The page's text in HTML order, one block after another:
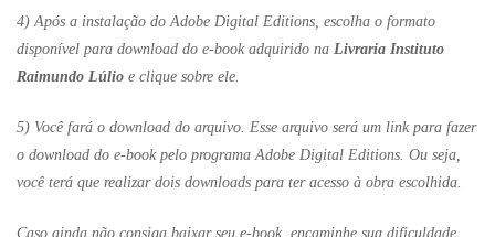
4) Após a instalação do Adobe Digital Editions, escolha o formato
disponível para download do e-book adquirido na Livraria Instituto
Raimundo Lúlio e clique sobre ele.
5) Você fará o download do arquivo. Esse arquivo será um link para fazer
o download do e-book pelo programa Adobe Digital Editions. Ou seja,
você terá que realizar dois downloads para ter acesso à obra escolhida.
Caso ainda não consiga baixar seu e-book, encaminhe sua dificuldade